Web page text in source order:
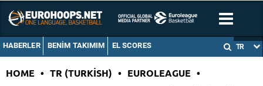
HABERLER BENIM TAKIMIM EL SCORES TR
HOME • TR (TURKISH) • EUROLEAGUE •